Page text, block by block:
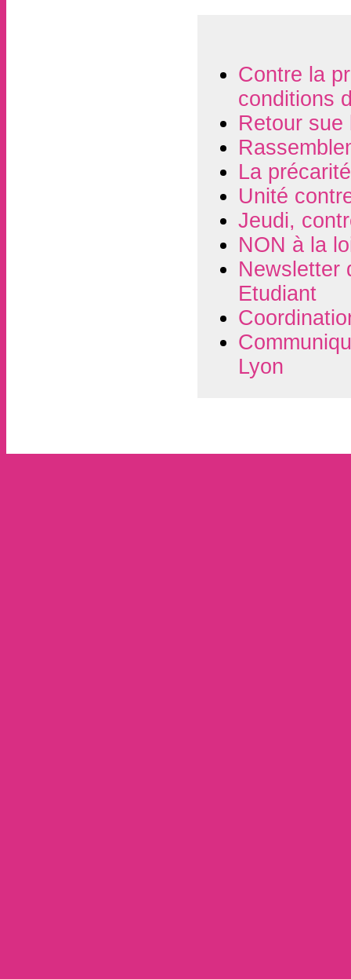
Contre la
conditions
Retour sue
La
Unité
Jeudi,
NON à la
Newsletter
Etudiant
Lyon